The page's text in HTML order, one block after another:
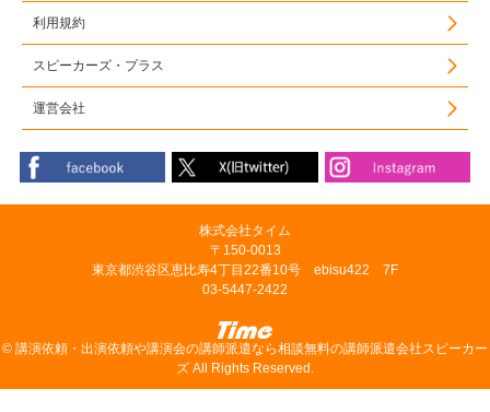
利用規約
スピーカーズ・プラス
運営会社
株式会社タイム
〒150-0013
東京都渋谷区恵比寿4丁目22番10号 ebisu422 7F
03-5447-2422
© 講演依頼・出演依頼や講演会の講師派遣なら相談無料の講師派遣会社スピーカー
ズ All Rights Reserved.